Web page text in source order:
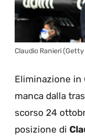
Claudio Ranieri
Eliminazione in
manca dalla
scorso 24
posizione di